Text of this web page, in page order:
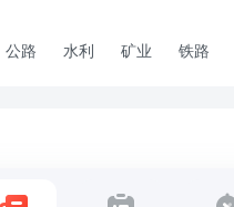
公路 水利 矿业 铁路